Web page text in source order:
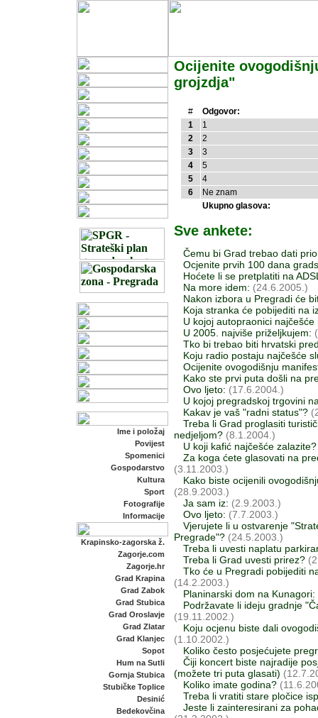
Ime i položaj
Povijest
Spomenici
Gospodarstvo
Kultura
Sport
Fotografije
Informacije
Krapinsko-zagorska ž.
Zagorje.com
Zagorje.hr
Grad Krapina
Grad Zabok
Grad Stubica
Grad Oroslavje
Grad Zlatar
Grad Klanjec
Sopot
Hum na Sutli
Gornja Stubica
Stubičke Toplice
Desinić
Bedekovčina
Ocijenite
grojzdja"
#
Odgovor:
1
1
2
2
3
3
4
5
5
4
6
Ne znam
Ukupno glasova:
Sve ankete:
Čemu bi Grad trebao dati
Ocjenite prvih 100 dana
Hoćete li se pretplatiti na
Na more idem: (24.6.2005.)
Nakon izbora u Pregradi će
Koja stranka će pobijediti na
U kojoj autopraonici
U 2005. najviše priželjkujem:
Tko bi trebao biti hrvatski
Koju radio postaju najčešće
Ocijenite ovogodišnju
Kako ste prvi puta došli na
Ovo ljeto: (17.6.2004.)
U kojoj pregradskoj trgovini
Kakav je vaš "radni status"?
Treba li Grad proglasiti
nedjeljom? (8.1.2004.)
U koji kafić najčešće zalazite?
Za koga ćete glasovati na
(3.11.2003.)
Kako biste ocijenili
(28.9.2003.)
Ja sam iz: (2.9.2003.)
Ovo ljeto: (7.7.2003.)
Vjerujete li u ostvarenje
Pregrade"? (24.5.2003.)
Treba li uvesti naplatu
Treba li Grad uvesti prirez?
Tko će u Pregradi pobijediti
(14.2.2003.)
Planinarski dom na Kunagori:
Podržavate li ideju gradnje
(19.11.2002.)
Koju ocjenu biste dali
(1.10.2002.)
Koliko često posjećujete
Čiji koncert biste najradije
(možete tri puta glasati)
Koliko imate godina?
Treba li vratiti stare pločice
Jeste li zainteresirani za